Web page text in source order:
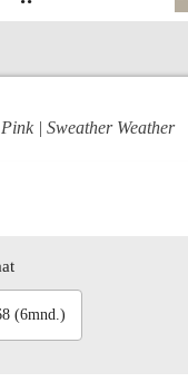
| Sweather Weather
(6mnd.)